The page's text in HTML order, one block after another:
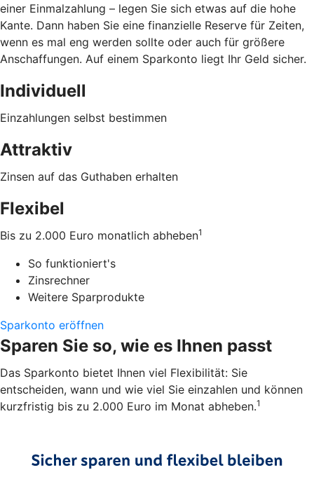
einer Einmalzahlung – legen Sie sich etwas auf die hohe
Kante. Dann haben Sie eine finanzielle Reserve für Zeiten,
wenn es mal eng werden sollte oder auch für größere
Anschaffungen. Auf einem Sparkonto liegt Ihr Geld sicher.
Individuell
Einzahlungen selbst bestimmen
Attraktiv
Zinsen auf das Guthaben erhalten
Flexibel
Bis zu 2.000 Euro monatlich abheben1
So funktioniert's
Zinsrechner
Weitere Sparprodukte
Sparkonto eröffnen
Sparen Sie so, wie es Ihnen passt
Das Sparkonto bietet Ihnen viel Flexibilität: Sie
entscheiden, wann und wie viel Sie einzahlen und können
kurzfristig bis zu 2.000 Euro im Monat abheben.1